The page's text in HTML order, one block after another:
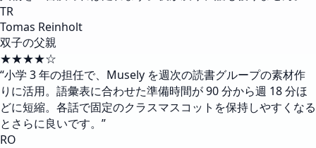
TR
Tomas Reinholt
双子の父親
★★★★☆
“小学 3 年の担任で、Musely を週次の読書グループの素材作
りに活用。語彙表に合わせた準備時間が 90 分から週 18 分ほ
どに短縮。各話で固定のクラスマスコットを保持しやすくなる
とさらに良いです。 ”
RO